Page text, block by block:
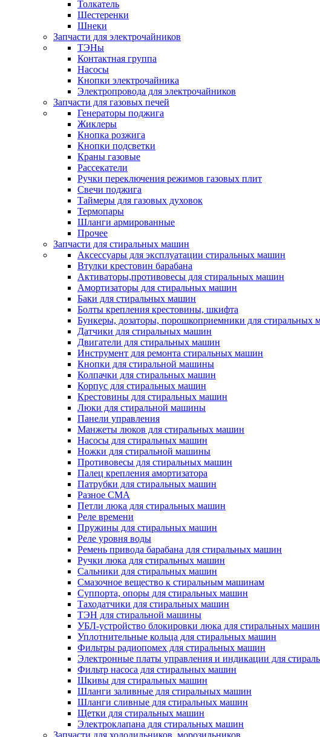
Толкатель
Шестеренки
Шнеки
Запчасти для электрочайников
ТЭНы
Контактная группа
Насосы
Кнопки электрочайника
Электропровода для электрочайников
Запчасти для газовых печей
Генераторы поджига
Жиклеры
Кнопка розжига
Кнопки подсветки
Краны газовые
Рассекатели
Ручки переключения режимов газовых плит
Свечи поджига
Таймеры для газовых духовок
Термопары
Шланги армированные
Прочее
Запчасти для стиральных машин
Аксессуары для эксплуатации стиральных машин
Втулки крестовин барабана
Активаторы,противовесы для стиральных машин
Амортизаторы для стиральных машин
Баки для стиральных машин
Болты крепления крестовины, шкифта
Бункеры, дозаторы, порошкоприемники для стиральных
Датчики для стиральных машин
Двигатели для стиральных машин
Инструмент для ремонта стиральных машин
Кнопки для стиральной машины
Колпачки для стиральных машин
Корпус для стиральных машин
Крестовины для стиральных машин
Люки для стиральной машины
Панели управления
Манжеты люков для стиральных машин
Насосы для стиральных машин
Ножки для стиральной машины
Противовесы для стиральных машин
Палец крепления амортизатора
Патрубки для стиральных машин
Разное СМА
Петли люка для стиральных машин
Реле времени
Пружины для стиральных машин
Реле уровня воды
Ремень привода барабана для стиральных машин
Ручки люка для стиральных машин
Сальники для стиральных машин
Смазочное вещество к стиральным машинам
Суппорта, опоры для стиральных машин
Таходатчики для стиральных машин
ТЭН для стиральной машины
УБЛ-устройство блокировки люка для стиральных машин
Уплотнительные кольца для стиральных машин
Фильтры радиопомех для стиральных машин
Электронные платы управления и индикации для
Фильтр насоса для стиральных машин
Шкивы для стиральных машин
Шланги заливные для стиральных машин
Шланги сливные для стиральных машин
Щетки для стиральных машин
Электроклапана для стиральных машин
Запчасти для холодильников, морозильников